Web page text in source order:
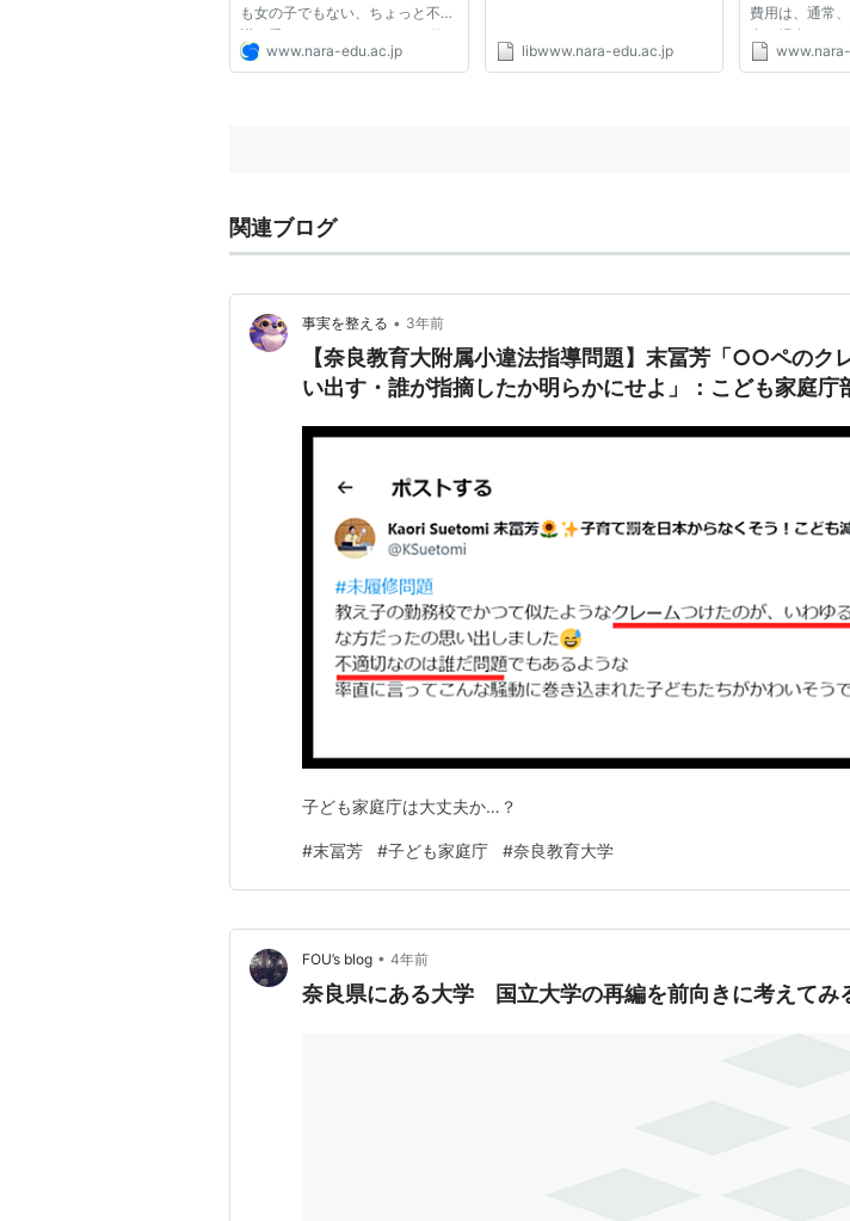
も女の子でもない、ちょっと不思
議で愛らしいキャラクター。 教
育大学の「育つ・育てる」という
www.nara-edu.ac.jp libwww.nara-edu.ac.jp
費用は、通常
書の場合、４
有効、です。
関連ブログ
事実を整える • 3年前
【奈良教育大附属小違法指導問題】末冨芳「○○ペのク
い出す・誰が指摘したか明らかにせよ」：こども家庭庁
子ども家庭庁は大丈夫か…？
#末冨芳 #子ども家庭庁 #奈良教育大学
FOU’s blog • 4年前
奈良県にある大学 国立大学の再編を前向きに考えてみ